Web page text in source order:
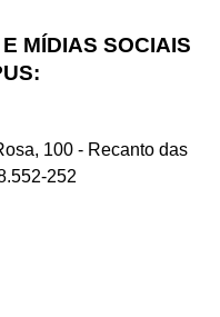
MÍDIAS SOCIAIS
100 - Recanto das
252